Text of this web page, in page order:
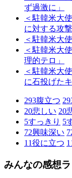
ず過激に」
＜駐韓米大
に対する攻撃
＜駐韓米大
＜駐韓米大
理的テロ」
＜駐韓米大
に石投げた
293腹立つ
20悲しい 20
5すっきり 5
72興味深い
11役に立つ
みんなの感想